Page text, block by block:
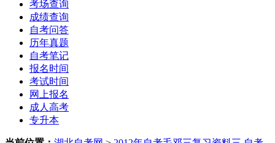
考场查询
成绩查询
自考问答
历年真题
自考笔记
报名时间
考试时间
网上报名
成人高考
专升本